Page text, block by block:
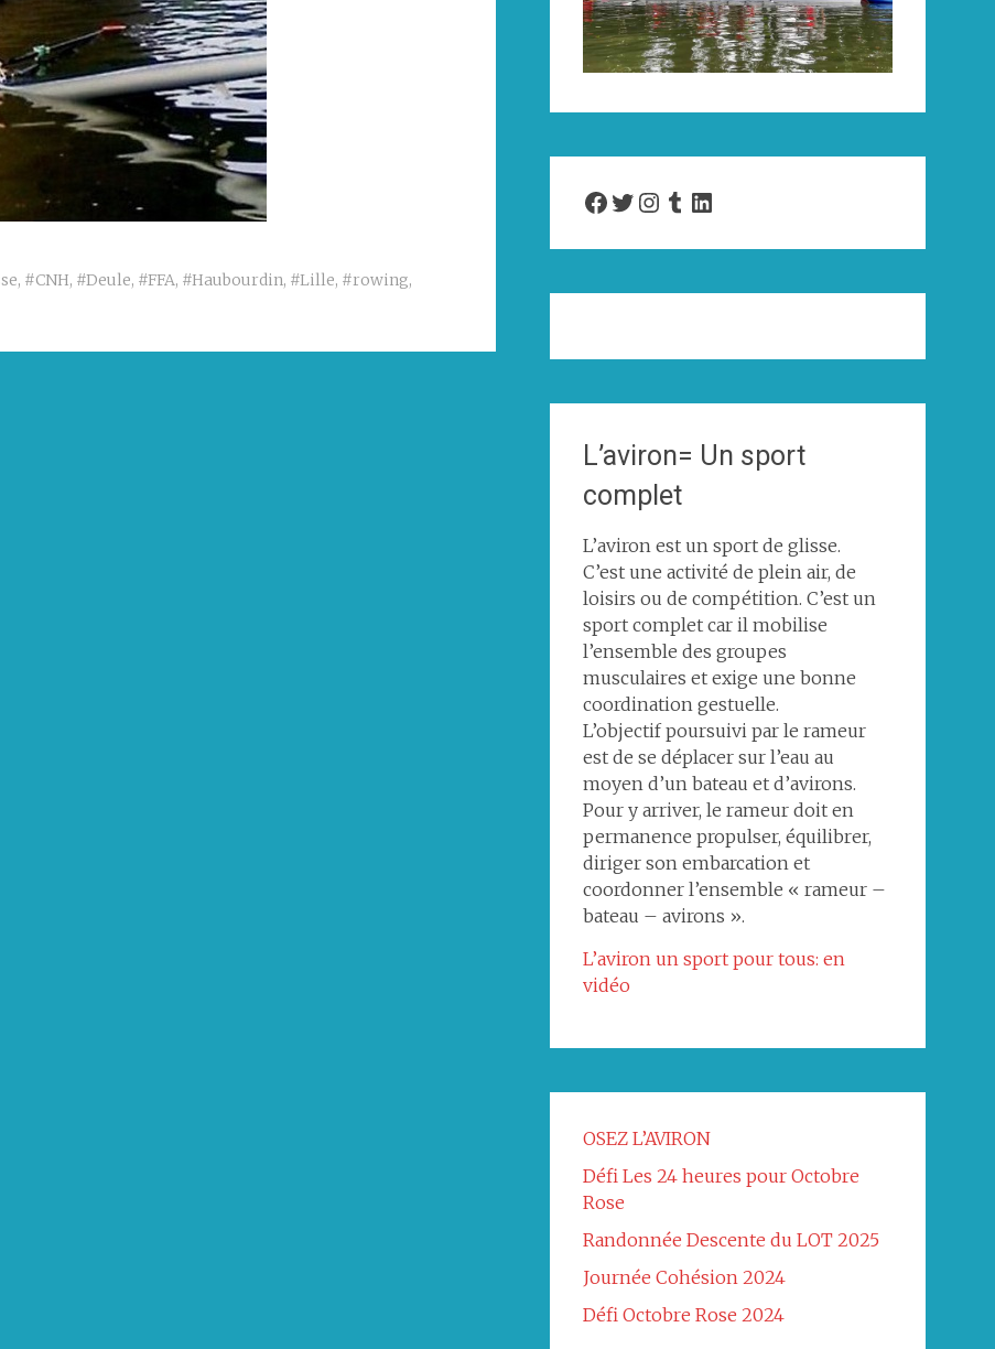
, #CNH, #Deule, #FFA, #Haubourdin, #Lille, #rowing,
Facebook
Twitter
Instagram
Tumblr
LinkedIn
L’aviron= Un sport
complet
L’aviron est un sport de glisse.
C’est une activité de plein air, de
loisirs ou de compétition. C’est un
sport complet car il mobilise
l’ensemble des groupes
musculaires et exige une bonne
coordination gestuelle.
L’objectif poursuivi par le rameur
est de se déplacer sur l’eau au
moyen d’un bateau et d’avirons.
Pour y arriver, le rameur doit en
permanence propulser, équilibrer,
diriger son embarcation et
coordonner l’ensemble « rameur –
bateau – avirons ».
L’aviron un sport pour tous: en
vidéo
OSEZ L’AVIRON
Défi Les 24 heures pour Octobre
Rose
Randonnée Descente du LOT 2025
Journée Cohésion 2024
Défi Octobre Rose 2024